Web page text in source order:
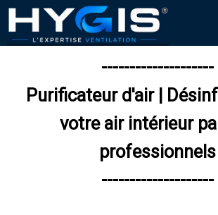
NOS AGENCES▼
CONTACT
--------------------
Purificateur d'air |
votre air intérieur
professionnels
--------------------